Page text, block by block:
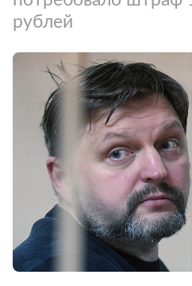
рублей